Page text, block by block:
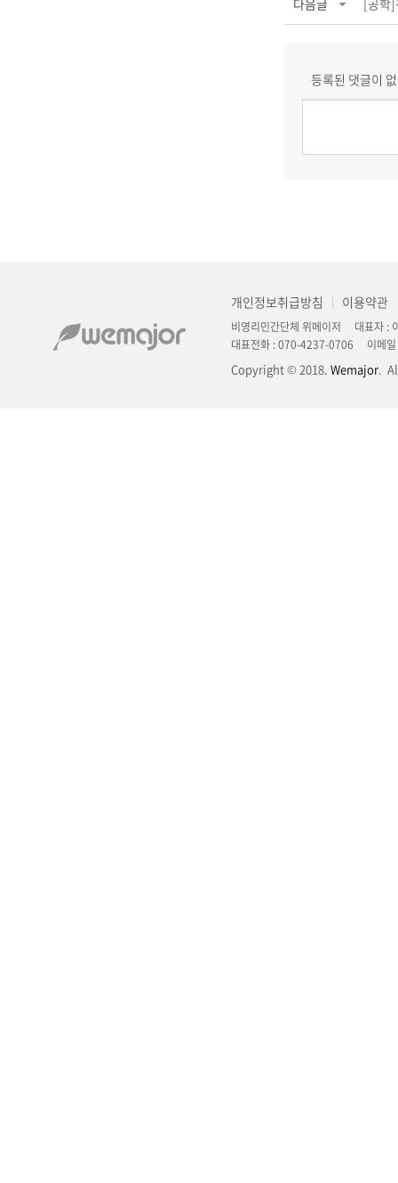
다음글 [공학
등록된 댓글이
개인정보취급방침 | 이용약관
비영리민간단체 위메이저 대표자
대표전화 : 070-4237-0706 이메
Copyright © 2018. Wemajor.